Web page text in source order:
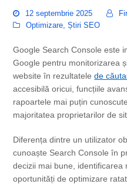
12 septembrie 2025
Optimizare ,Știri SEO
Google Search Console este
Google pentru monitorizarea
website în rezultatelede
accesibilă oricui, funcțiile
rapoartele mai puțin
majoritatea proprietarilor de
Diferența dintre un utilizator
cunoaște Search Console în
decizii mai bune,
oportunități de optimizare